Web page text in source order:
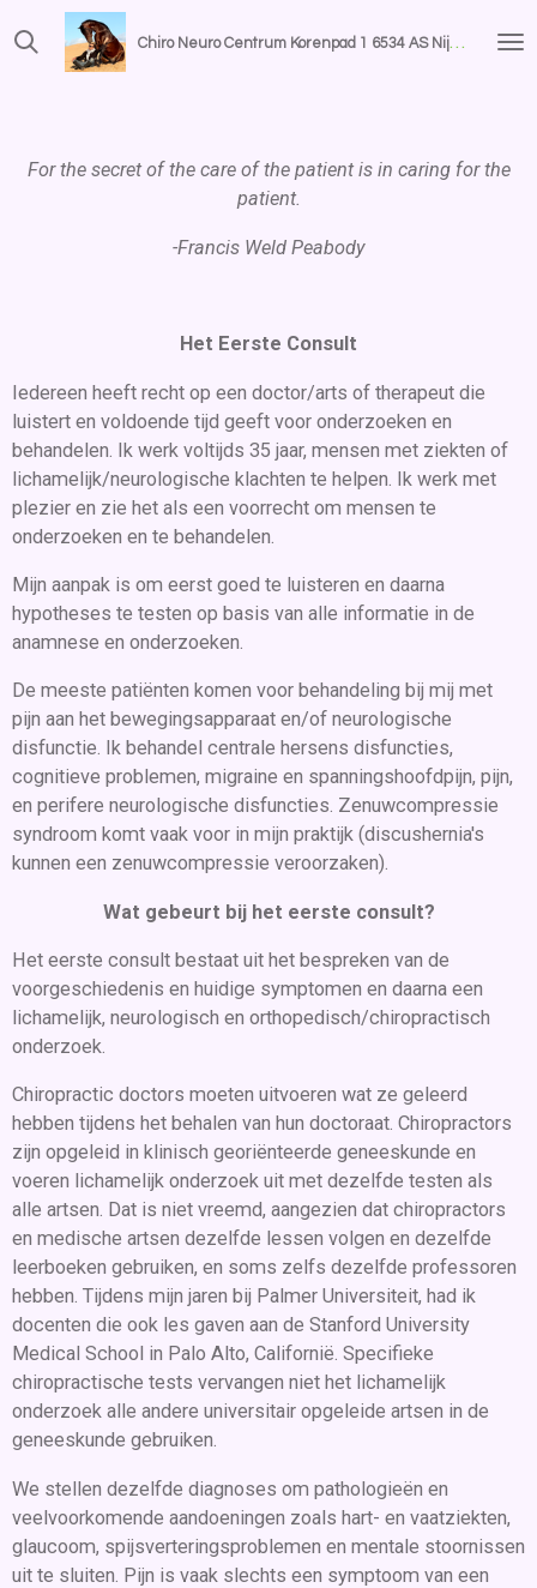
Ga
direct
Chiro Neuro Centrum Korenpad 1 6534 AS Nijmegen
For the secret of the care of the patient is in caring for the
patient.
-Francis Weld Peabody
Het Eerste Consult
Iedereen heeft recht op een doctor/arts of therapeut die
luistert en voldoende tijd geeft voor onderzoeken en
behandelen. Ik werk voltijds 35 jaar, mensen met ziekten of
lichamelijk/neurologische klachten te helpen. Ik werk met
plezier en zie het als een voorrecht om mensen te
onderzoeken en te behandelen.
Mijn aanpak is om eerst goed te luisteren en daarna
hypotheses te testen op basis van alle informatie in de
anamnese en onderzoeken.
De meeste patiënten komen voor behandeling bij mij met
pijn aan het bewegingsapparaat en/of neurologische
disfunctie. Ik behandel centrale hersens disfuncties,
cognitieve problemen, migraine en spanningshoofdpijn, pijn,
en perifere neurologische disfuncties. Zenuwcompressie
syndroom komt vaak voor in mijn praktijk (discushernia's
kunnen een zenuwcompressie veroorzaken).
Wat gebeurt bij het eerste consult?
Het eerste consult bestaat uit het bespreken van de
voorgeschiedenis en huidige symptomen en daarna een
lichamelijk, neurologisch en orthopedisch/chiropractisch
onderzoek.
Chiropractic doctors moeten uitvoeren wat ze geleerd
hebben tijdens het behalen van hun doctoraat. Chiropractors
zijn opgeleid in klinisch georiënteerde geneeskunde en
voeren lichamelijk onderzoek uit met dezelfde testen als
alle artsen. Dat is niet vreemd, aangezien dat chiropractors
en medische artsen dezelfde lessen volgen en dezelfde
leerboeken gebruiken, en soms zelfs dezelfde professoren
hebben. Tijdens mijn jaren bij Palmer Universiteit, had ik
docenten die ook les gaven aan de Stanford University
Medical School in Palo Alto, Californië. Specifieke
chiropractische tests vervangen niet het lichamelijk
onderzoek alle andere universitair opgeleide artsen in de
geneeskunde gebruiken.
We stellen dezelfde diagnoses om pathologieën en
veelvoorkomende aandoeningen zoals hart- en vaatziekten,
glaucoom, spijsverteringsproblemen en mentale stoornissen
uit te sluiten. Pijn is vaak slechts een symptoom van een